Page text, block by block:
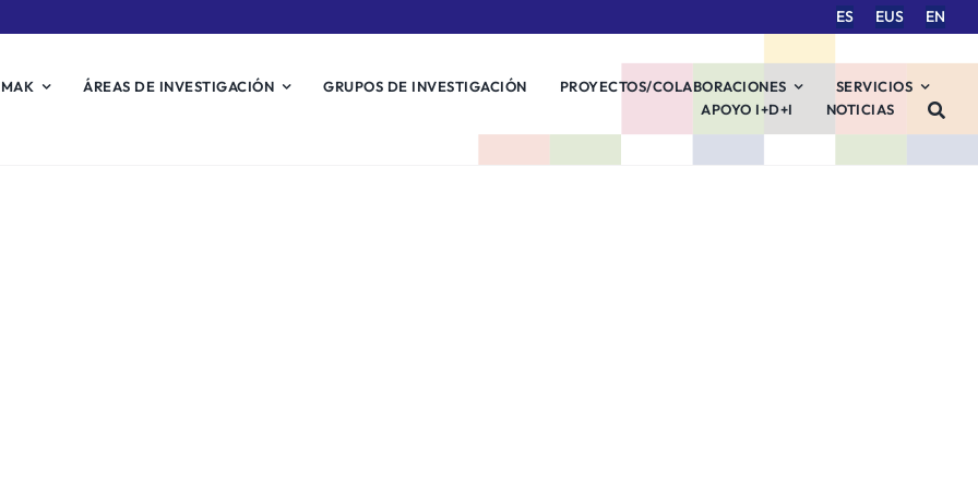
ES EUS EN
ÁREAS DE INVESTIGACIÓN GRUPOS DE INVESTIGACIÓN PROYECTOS/COLABORACIONES
SERVICIOS
APOYO I+D+I
NOTICIAS